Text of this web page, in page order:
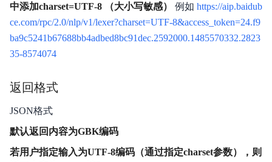
中添加charset=UTF-8 （大小写敏感）
例如 https://aip.baidub
ce.com/rpc/2.0/nlp/v1/lexer?charset=UTF-8&access_token=24.f9
ba9c5241b67688bb4adbed8bc91dec.2592000.1485570332.2823
35-8574074
返回格式
JSON格式
默认返回内容为GBK编码
若用户指定输入为UTF-8编码（通过指定charset参数），则